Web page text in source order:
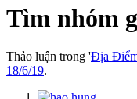
Tìm nhóm
Thảo luận trong 'Địa
18/6/19.